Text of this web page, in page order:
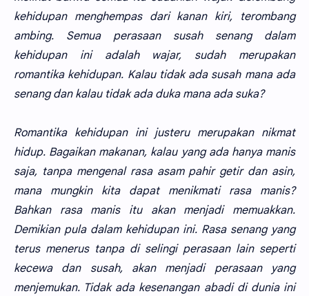
kehidupan menghempas dari kanan kiri, terombang
ambing. Semua perasaan susah senang dalam
kehidupan ini adalah wajar, sudah merupakan
romantika kehidupan. Kalau tidak ada susah mana ada
senang dan kalau tidak ada duka mana ada suka?
Romantika kehidupan ini justeru merupakan nikmat
hidup. Bagaikan makanan, kalau yang ada hanya manis
saja, tanpa mengenal rasa asam pahir getir dan asin,
mana mungkin kita dapat menikmati rasa manis?
Bahkan rasa manis itu akan menjadi memuakkan.
Demikian pula dalam kehidupan ini. Rasa senang yang
terus menerus tanpa di selingi perasaan lain seperti
kecewa dan susah, akan menjadi perasaan yang
menjemukan. Tidak ada kesenangan abadi di dunia ini